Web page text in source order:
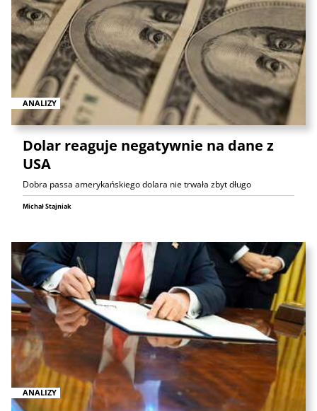
ANALIZY
Dolar reaguje negatywnie na dane z
USA
Dobra passa amerykańskiego dolara nie trwała zbyt długo
Michał Stajniak
ANALIZY